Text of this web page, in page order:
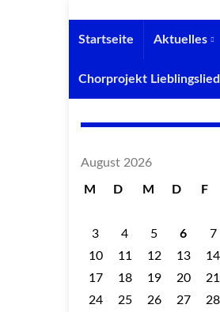
Startseite Aktuelles
Chorprojekt
August 2026
M D M D F
3
4 5 6 7
10
11 12 13 14
17
18 19 20 21
24
25 26 27 28